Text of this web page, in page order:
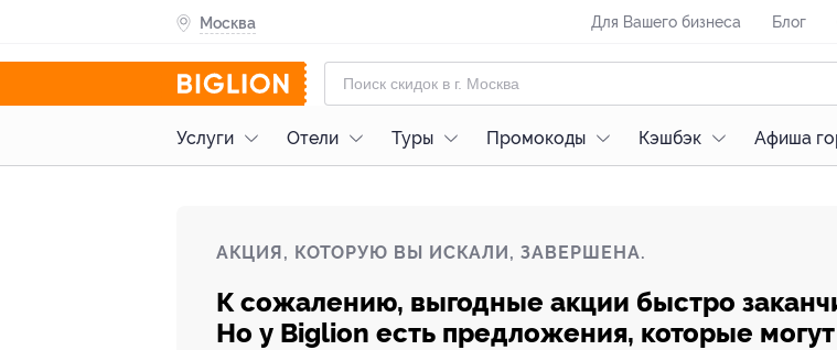
Москва Для Вашего бизнеса Блог
Услуги Отели Туры Промокоды Кэшбэк Афиша
АКЦИЯ, КОТОРУЮ ВЫ ИСКАЛИ, ЗАВЕРШЕНА.
К сожалению, выгодные акции быстро
Но у Biglion есть предложения, которые